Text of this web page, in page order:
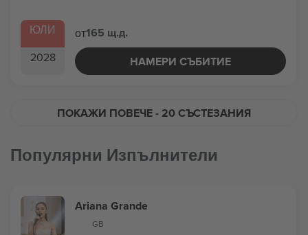
ЮЛИ
2028
от165 щ.д.
НАМЕРИ СЪБИТИЕ
ПОКАЖИ ПОВЕЧЕ- 20 СЪСТЕЗАНИЯ
Популярни Изпълнители
Ariana Grande
GB